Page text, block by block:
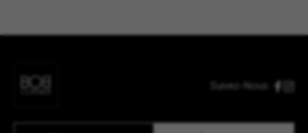
Suivez-Nous :